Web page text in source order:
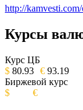
http://
ИЗДАНИЕ
Курсы
Курс ЦБ
$ 80.93 € 93.19
Биржевой курс
$
€